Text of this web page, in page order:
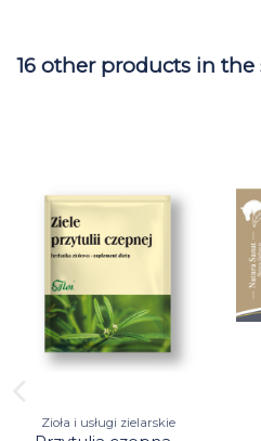
16 other products in the
Zioła i usługi zielarskie